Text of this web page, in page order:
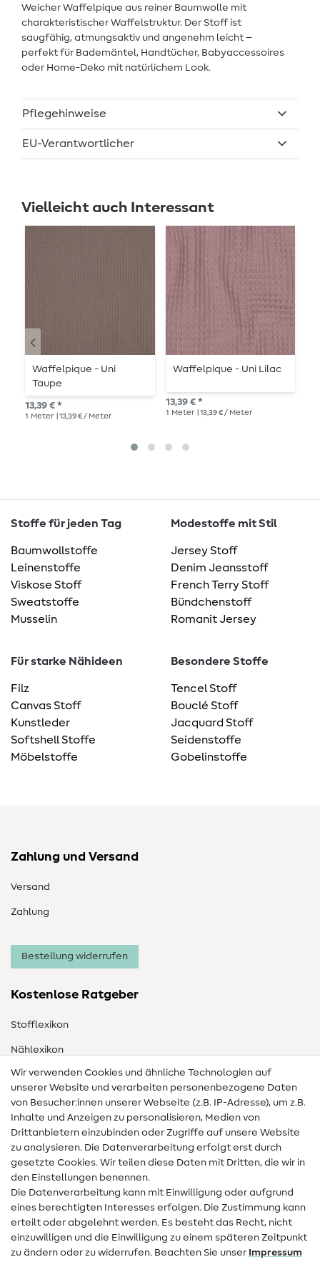
Weicher Waffelpique aus reiner Baumwolle mit
charakteristischer Waffelstruktur. Der Stoff ist
saugfähig, atmungsaktiv und angenehm leicht –
perfekt für Bademäntel, Handtücher, Babyaccessoires
oder Home-Deko mit natürlichem Look.
Pflegehinweise
EU-Verantwortlicher
Vielleicht auch Interessant
Waffelpique - Uni
Taupe
13,39 € *
1 Meter | 13,39 € / Meter
Waffelpique - Uni Lilac
13,39 € *
1 Meter | 13,39 € / Meter
Stoffe für jeden Tag
Baumwollstoffe
Leinenstoffe
Viskose Stoff
Sweatstoffe
Musselin
Modestoffe mit Stil
Jersey Stoff
Denim Jeansstoff
French Terry Stoff
Bündchenstoff
Romanit Jersey
Für starke Nähideen
Filz
Canvas Stoff
Kunstleder
Softshell Stoffe
Möbelstoffe
Besondere Stoffe
Tencel Stoff
Bouclé Stoff
Jacquard Stoff
Seidenstoffe
Gobelinstoffe
Zahlung und Versand
Versand
Zahlung
Bestellung widerrufen
Kostenlose Ratgeber
Stofflexikon
Nählexikon
Nähanleitungen
Hilfe & Kontakt
Kontakt
Infos zum Betreiberwechsel
Widerrufsrecht
Beliebt
Wir verwenden Cookies und ähnliche Technologien auf
unserer Website und verarbeiten personenbezogene Daten
von Besucher:innen unserer Webseite (z.B. IP-Adresse), um z.B.
Inhalte und Anzeigen zu personalisieren, Medien von
Drittanbietern einzubinden oder Zugriffe auf unsere Website
zu analysieren. Die Datenverarbeitung erfolgt erst durch
gesetzte Cookies. Wir teilen diese Daten mit Dritten, die wir in
den Einstellungen benennen.
Die Datenverarbeitung kann mit Einwilligung oder aufgrund
eines berechtigten Interesses erfolgen. Die Zustimmung kann
erteilt oder abgelehnt werden. Es besteht das Recht, nicht
einzuwilligen und die Einwilligung zu einem späteren Zeitpunkt
zu ändern oder zu widerrufen. Beachten Sie unser Impressum